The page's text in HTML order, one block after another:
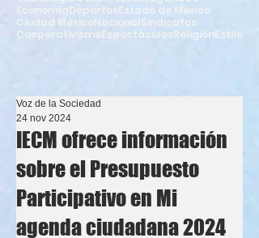
EconomíaDeportesEstado de México
Ciudad MéxicoNacionalSindicatos
CooperativismoEspectáculosReligiónEstilo
IECM ofrece información
sobre el Presupuesto
Participativo en Mi
agenda ciudadana 2024
Voz de la Sociedad
24 nov 2024